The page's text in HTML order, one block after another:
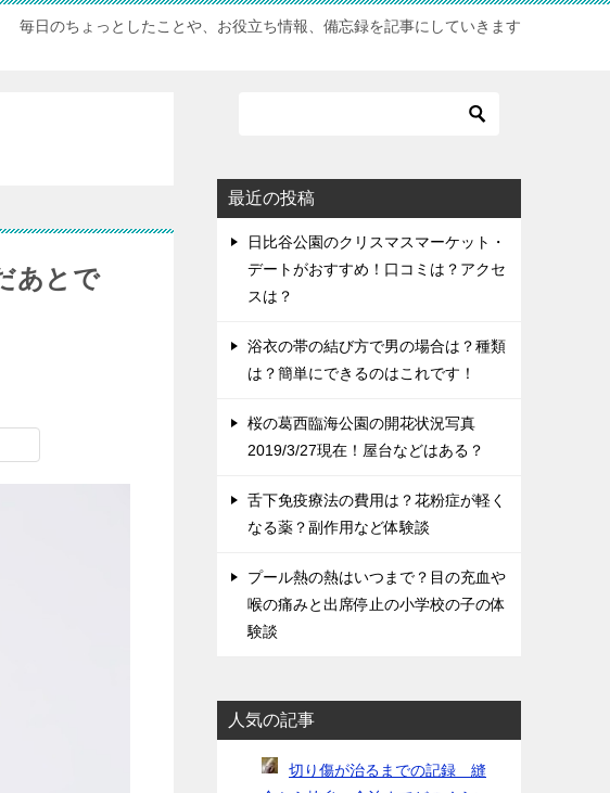
毎日のちょっとしたことや、お役立ち情報、備忘録を記事にしていきます
あとで
最近の投稿
日比谷公園のクリスマスマーケット・
デートがおすすめ！口コミは？アクセ
スは？
浴衣の帯の結び方で男の場合は？種類
は？簡単にできるのはこれです！
桜の葛西臨海公園の開花状況写真
2019/3/27現在！屋台などはある？
舌下免疫療法の費用は？花粉症が軽く
なる薬？副作用など体験談
プール熱の熱はいつまで？目の充血や
喉の痛みと出席停止の小学校の子の体
験談
人気の記事
切り傷が治るまでの記録 縫